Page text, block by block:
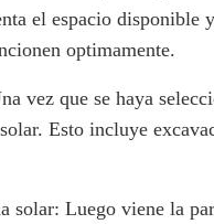
el espacio disponible
optimamente.
vez que se haya
Esto incluye
solar: Luego viene la